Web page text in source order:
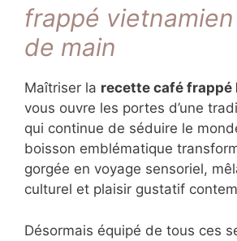
frappé
de main
Maîtriser la recette café
vous ouvre les portes d’une
qui continue de séduire le
boisson emblématique
gorgée en voyage sensoriel,
culturel et plaisir gustatif
Désormais équipé de tous ces